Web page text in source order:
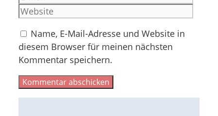
Name, E-Mail-Adresse und Website in
diesem Browser für meinen nächsten
Kommentar speichern.